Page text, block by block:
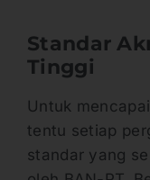
Standar
Tinggi
Untuk
tentu setiap
standar yang